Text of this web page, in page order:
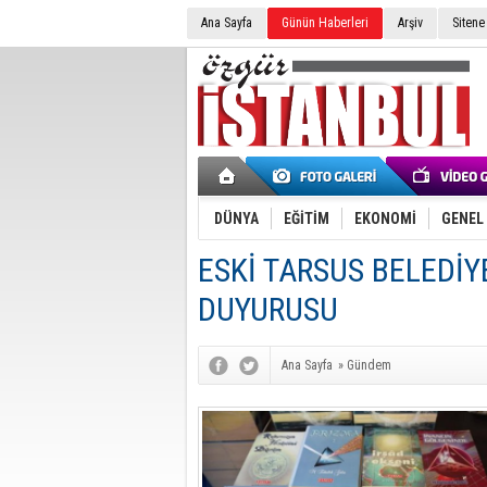
Ana Sayfa Günün Haberleri Arşiv
DÜNYA EĞİTİM EKONOMİ GENEL
ESKİ TARSUS
DUYURUSU
Ana Sayfa » Gündem